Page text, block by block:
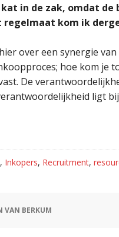
in de zak, omdat
regelmaat kom ik
over een synergie
hoe kom je
De
ligt
, Inkopers, Recruitment,
VAN BERKUM